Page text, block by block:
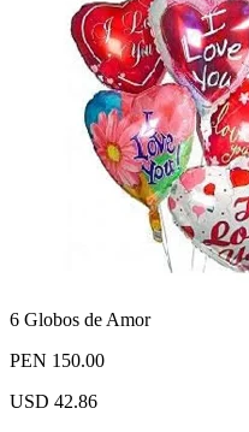
6 Globos de Amor
PEN 150.00
USD 42.86